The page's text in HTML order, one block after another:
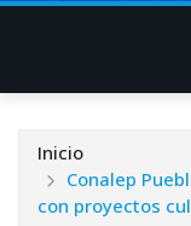
Inicio
Conalep
con proyectos